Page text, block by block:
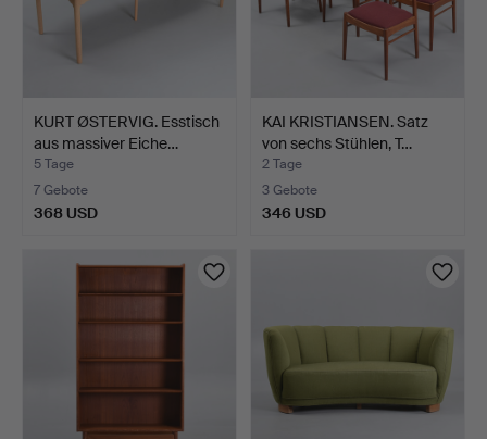
KURT ØSTERVIG. Esstisch
aus massiver Eiche…
5 Tage
7 Gebote
368 USD
KAI KRISTIANSEN. Satz
von sechs Stühlen, T…
2 Tage
3 Gebote
346 USD